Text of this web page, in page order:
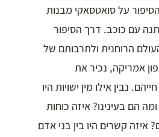
על סואטסאקי מבנות
עם כוכב. דרך הסיפור
הרוחנית ולתרבותם של
אמריקה, נכיר את
נבין אילו מין ישויות היו
הם בעינינו? איזה כוחות
איזה קשרים היו בין בני אדם